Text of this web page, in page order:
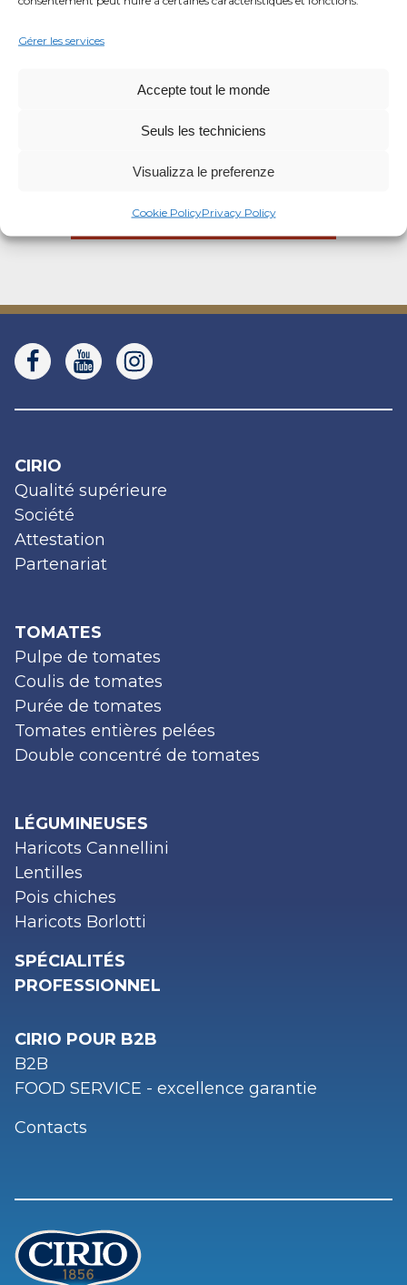
Gérer les services
Accepte tout le monde
Seuls les techniciens
Visualizza le preferenze
Cookie PolicyPrivacy Policy
CHERCHER
Produit d'occasion
CIRIO
Qualité supérieure
Société
Attestation
Partenariat
TOMATES
Pulpe de tomates
Coulis de tomates
Purée de tomates
Tomates entières pelées
Double concentré de tomates
LÉGUMINEUSES
Haricots Cannellini
Lentilles
Pois chiches
Haricots Borlotti
SPÉCIALITÉS
PROFESSIONNEL
CIRIO POUR B2B
B2B
FOOD SERVICE - excellence garantie
Contacts